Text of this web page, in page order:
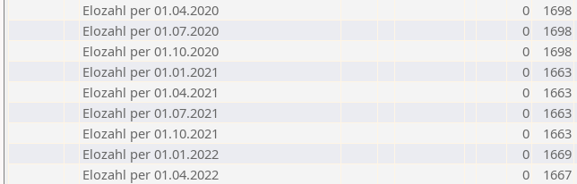
Elozahl per 01.04.2020
0
1698
Elozahl per 01.07.2020
0
1698
Elozahl per 01.10.2020
0
1698
Elozahl per 01.01.2021
0
1663
Elozahl per 01.04.2021
0
1663
Elozahl per 01.07.2021
0
1663
Elozahl per 01.10.2021
0
1663
Elozahl per 01.01.2022
0
1669
Elozahl per 01.04.2022
0
1667